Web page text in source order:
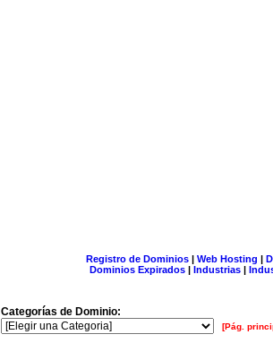
Registro de Dominios| Web Hosting |
Dominios Expirados | Industrias |
Categorías de Dominio:
[Pág.